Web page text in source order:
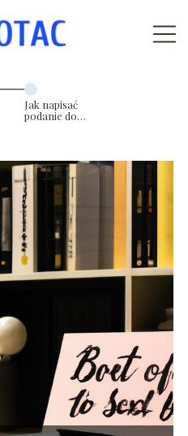
Jak napisać
podanie do